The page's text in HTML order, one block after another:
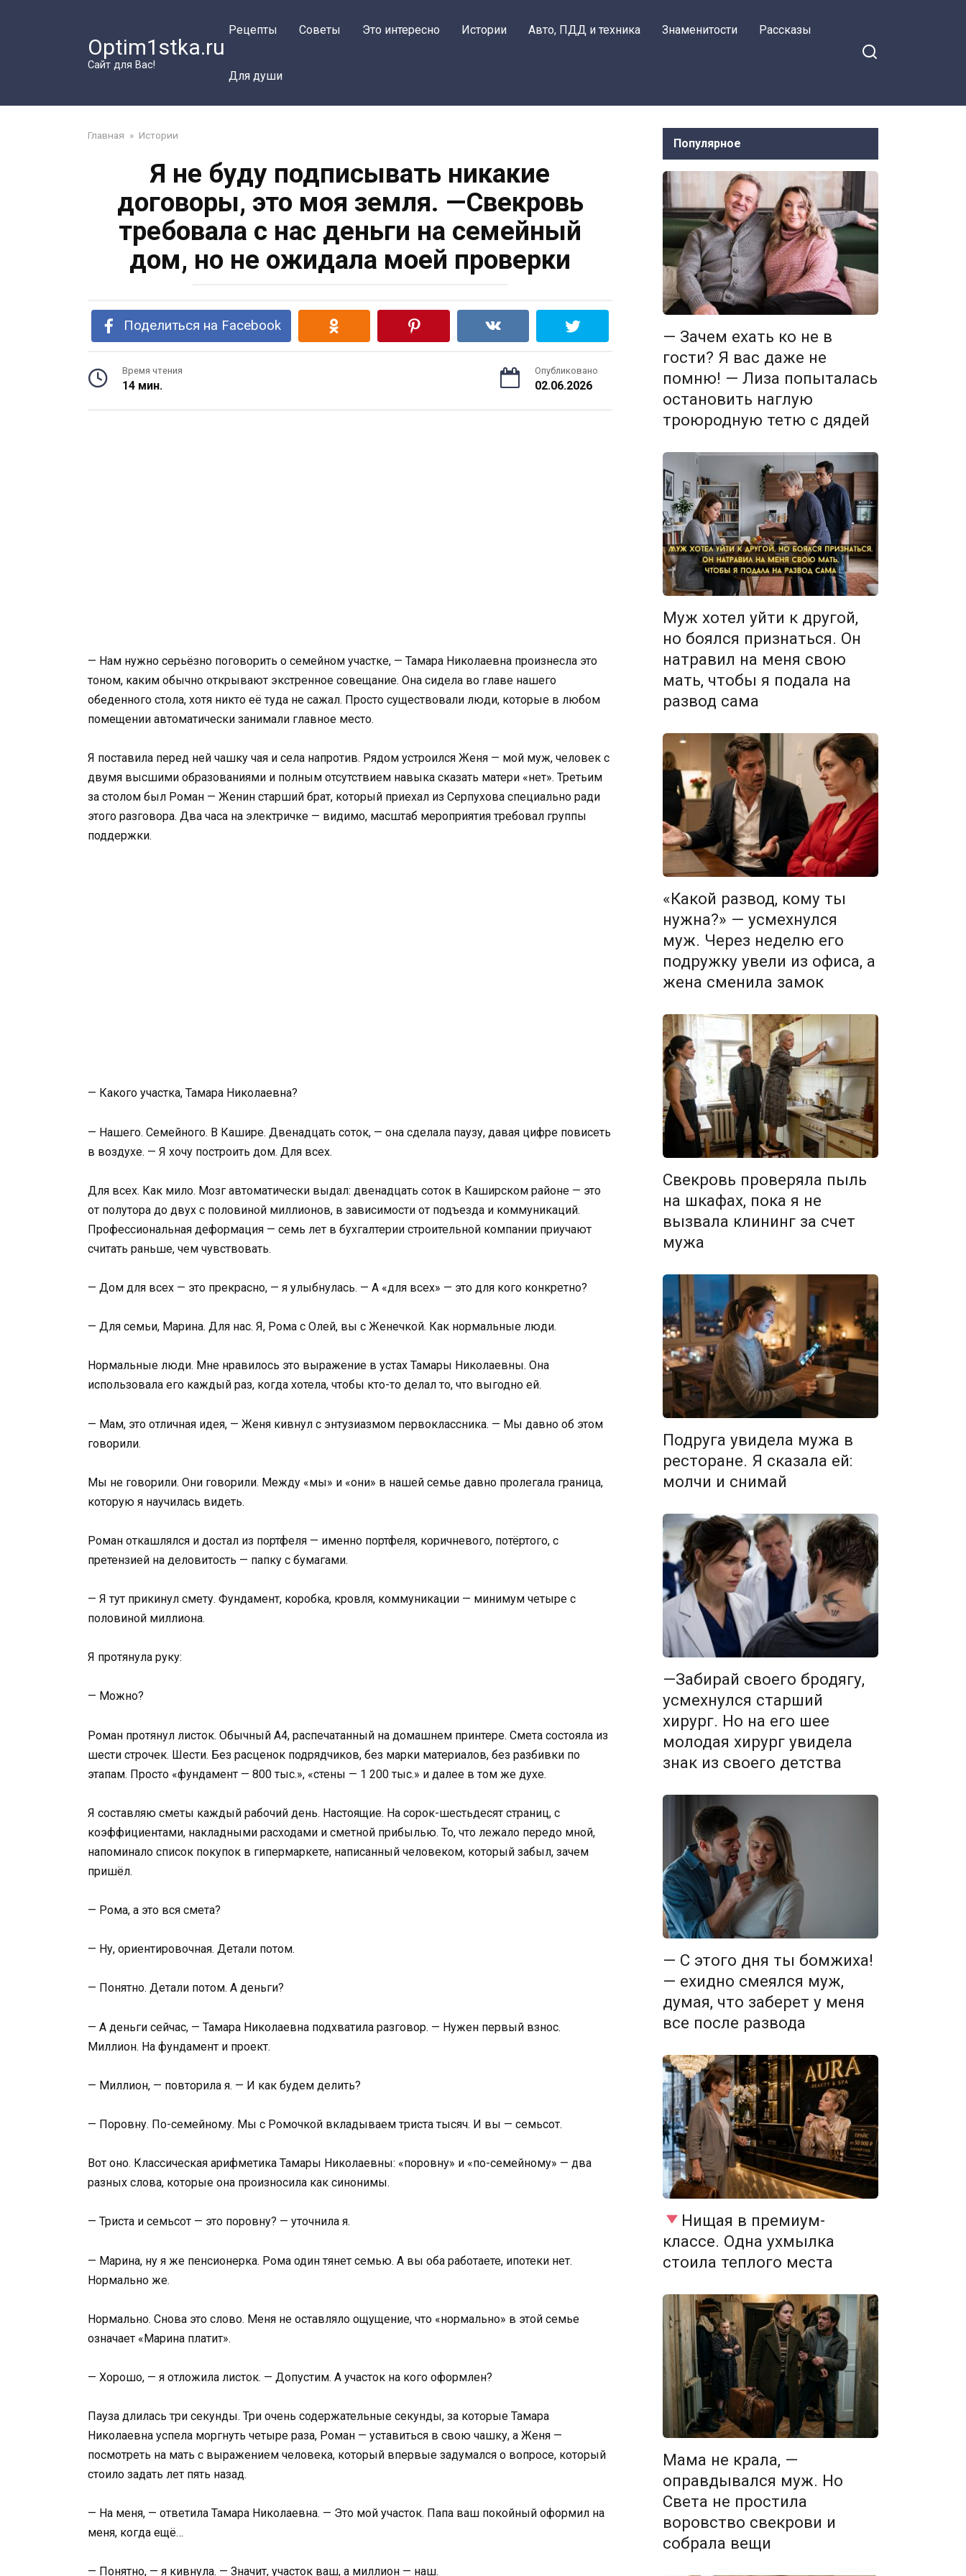
Optim1stka.ru
Сайт для Вас!
Рецепты Советы Это интересно Истории Авто, ПДД и техника Знаменитости Рассказы
Для души
Главная » Истории
Я не буду подписывать никакие
договоры, это моя земля. —Свекровь
требовала с нас деньги на семейный
дом, но не ожидала моей проверки
Поделиться на Facebook
Время чтения
14 мин.
Опубликовано
02.06.2026
— Нам нужно серьёзно поговорить о семейном участке, — Тамара Николаевна произнесла это
тоном, каким обычно открывают экстренное совещание. Она сидела во главе нашего
обеденного стола, хотя никто её туда не сажал. Просто существовали люди, которые в любом
помещении автоматически занимали главное место.
Я поставила перед ней чашку чая и села напротив. Рядом устроился Женя — мой муж, человек с
двумя высшими образованиями и полным отсутствием навыка сказать матери «нет». Третьим
за столом был Роман — Женин старший брат, который приехал из Серпухова специально ради
этого разговора. Два часа на электричке — видимо, масштаб мероприятия требовал группы
поддержки.
— Какого участка, Тамара Николаевна?
— Нашего. Семейного. В Кашире. Двенадцать соток, — она сделала паузу, давая цифре повисеть
в воздухе. — Я хочу построить дом. Для всех.
Для всех. Как мило. Мозг автоматически выдал: двенадцать соток в Каширском районе — это
от полутора до двух с половиной миллионов, в зависимости от подъезда и коммуникаций.
Профессиональная деформация — семь лет в бухгалтерии строительной компании приучают
считать раньше, чем чувствовать.
— Дом для всех — это прекрасно, — я улыбнулась. — А «для всех» — это для кого конкретно?
— Для семьи, Марина. Для нас. Я, Рома с Олей, вы с Женечкой. Как нормальные люди.
Нормальные люди. Мне нравилось это выражение в устах Тамары Николаевны. Она
использовала его каждый раз, когда хотела, чтобы кто-то делал то, что выгодно ей.
— Мам, это отличная идея, — Женя кивнул с энтузиазмом первоклассника. — Мы давно об этом
говорили.
Мы не говорили. Они говорили. Между «мы» и «они» в нашей семье давно пролегала граница,
которую я научилась видеть.
Роман откашлялся и достал из портфеля — именно портфеля, коричневого, потёртого, с
претензией на деловитость — папку с бумагами.
— Я тут прикинул смету. Фундамент, коробка, кровля, коммуникации — минимум четыре с
половиной миллиона.
Я протянула руку:
— Можно?
Роман протянул листок. Обычный А4, распечатанный на домашнем принтере. Смета состояла из
шести строчек. Шести. Без расценок подрядчиков, без марки материалов, без разбивки по
этапам. Просто «фундамент — 800 тыс.», «стены — 1 200 тыс.» и далее в том же духе.
Я составляю сметы каждый рабочий день. Настоящие. На сорок-шестьдесят страниц, с
коэффициентами, накладными расходами и сметной прибылью. То, что лежало передо мной,
напоминало список покупок в гипермаркете, написанный человеком, который забыл, зачем
пришёл.
— Рома, а это вся смета?
— Ну, ориентировочная. Детали потом.
— Понятно. Детали потом. А деньги?
— А деньги сейчас, — Тамара Николаевна подхватила разговор. — Нужен первый взнос.
Миллион. На фундамент и проект.
— Миллион, — повторила я. — И как будем делить?
— Поровну. По-семейному. Мы с Ромочкой вкладываем триста тысяч. И вы — семьсот.
Вот оно. Классическая арифметика Тамары Николаевны: «поровну» и «по-семейному» — два
разных слова, которые она произносила как синонимы.
— Триста и семьсот — это поровну? — уточнила я.
— Марина, ну я же пенсионерка. Рома один тянет семью. А вы оба работаете, ипотеки нет.
Нормально же.
Нормально. Снова это слово. Меня не оставляло ощущение, что «нормально» в этой семье
означает «Марина платит».
— Хорошо, — я отложила листок. — Допустим. А участок на кого оформлен?
Пауза длилась три секунды. Три очень содержательные секунды, за которые Тамара
Николаевна успела моргнуть четыре раза, Роман — уставиться в свою чашку, а Женя —
посмотреть на мать с выражением человека, который впервые задумался о вопросе, который
стоило задать лет пять назад.
— На меня, — ответила Тамара Николаевна. — Это мой участок. Папа ваш покойный оформил на
меня, когда ещё…
— Понятно, — я кивнула. — Значит, участок ваш, а миллион — наш.
Популярное
— Зачем ехать ко не в
гости? Я вас даже не
помню! — Лиза попыталась
остановить наглую
троюродную тетю с дядей
Муж хотел уйти к другой,
но боялся признаться. Он
натравил на меня свою
мать, чтобы я подала на
развод сама
«Какой развод, кому ты
нужна?» — усмехнулся
муж. Через неделю его
подружку увели из офиса, а
жена сменила замок
Свекровь проверяла пыль
на шкафах, пока я не
вызвала клининг за счет
мужа
Подруга увидела мужа в
ресторане. Я сказала ей:
молчи и снимай
—Забирай своего бродягу,
усмехнулся старший
хирург. Но на его шее
молодая хирург увидела
знак из своего детства
— С этого дня ты бомжиха!
— ехидно смеялся муж,
думая, что заберет у меня
все после развода
Нищая в премиум-
классе. Одна ухмылка
стоила теплого места
Мама не крала, —
оправдывался муж. Но
Света не простила
воровство свекрови и
собрала вещи
кольцо